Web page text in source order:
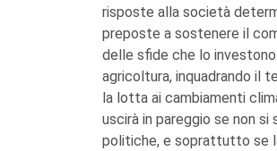
risposte alla società
preposte a sostenere il
delle sfide che lo
agricoltura, inquadrando il
la lotta ai cambiamenti
uscirà in pareggio se non
politiche, e soprattutto se